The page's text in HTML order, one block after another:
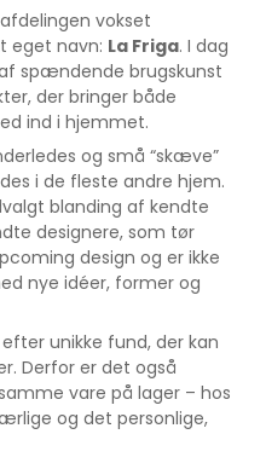
vokset
eget navn: La Friga. I dag
spændende brugskunst
der bringer både
ind i hjemmet.
og små “skæve”
i de fleste andre hjem.
blanding af kendte
designere, som tør
design og er ikke
nye idéer, former og
unikke fund, der kan
Derfor er det også
vare på lager – hos
og det personlige,